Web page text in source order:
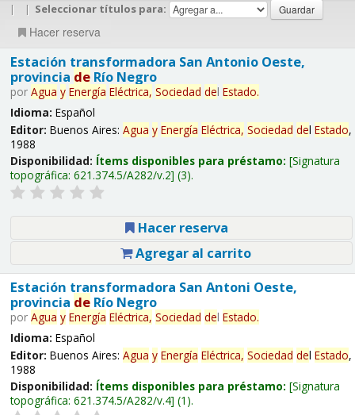
| | Seleccionar títulos para:
Hacer reserva
Estación transformadora San Antonio Oeste,
provincia deRío Negro
por Agua y Energía Eléctrica, Sociedad del Estado.
Idioma: Español
Editor: Buenos Aires: Agua y Energía Eléctrica, Sociedad del Estado,
1988
Disponibilidad: Ítems disponibles para préstamo: Signatura
topográfica: 621.374.5/A282/v.2 (3).
Hacer reserva
Agregar al carrito
Estación transformadora San Antoni Oeste,
provincia deRío Negro
por Agua y Energía Eléctrica, Sociedad del Estado.
Idioma: Español
Editor: Buenos Aires: Agua y Energía Eléctrica, Sociedad del Estado,
1988
Disponibilidad: Ítems disponibles para préstamo: Signatura
topográfica: 621.374.5/A282/v.4 (1).